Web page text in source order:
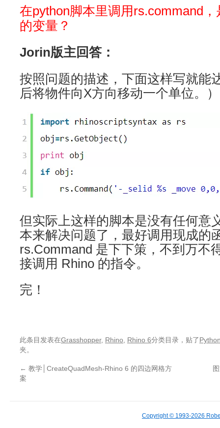
在python脚本里调用rs.command
的变量？
Jorin版主回答：
按照问题的描述，下面这样写就能
后将物件向X方向移动一个单位。
但实际上这样的脚本是没有任何意
本来解决问题了，最好调用现成的
rs.Command 是下下策，不到万不
接调用 Rhino 的指令。
完！
此条目发表在Grasshopper, Rhino Rhino 6分类目录，贴了
夹。
← 教学│CreateQuadMesh-Rhino 6 的四边网格方
案
Copyright © 1993-2026